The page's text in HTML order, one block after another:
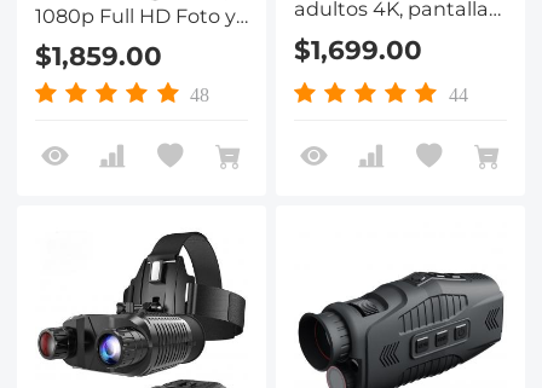
1080p Full HD Foto y
video Gafas de visión
nocturna infrarroja
para observación
para caza,
campamento,
$1,859.00
48
adultos 4K, pantalla
de 3 pulgadas, ajuste
de visión nocturna
infrarroja de 7
de 5x, soporte para
grabación de video y
campamentos, vigila
$1,699.00
44